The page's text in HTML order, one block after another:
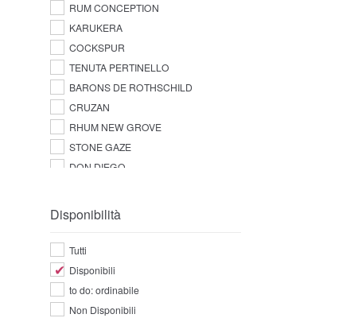
RUM CONCEPTION
KARUKERA
COCKSPUR
TENUTA PERTINELLO
BARONS DE ROTHSCHILD
CRUZAN
RHUM NEW GROVE
STONE GAZE
DON DIEGO
Disponibilità
Tutti
Disponibili
to do: ordinabile
Non Disponibili